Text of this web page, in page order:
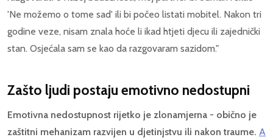
'Ne možemo o tome sad' ili bi počeo listati mobitel. Nakon tri
godine veze, nisam znala hoće li ikad htjeti djecu ili zajednički
stan. Osjećala sam se kao da razgovaram sazidom."
Zašto ljudi postaju emotivno nedostupni
Emotivna nedostupnost rijetko je zlonamjerna - obično je
zaštitni mehanizam razvijen u djetinjstvu ili nakon traume. A